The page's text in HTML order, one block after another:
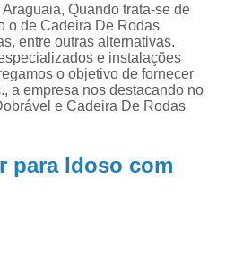
órtese Joelho Articulada
para Hiperextensão de Joelho
Quando trata-se de
o de Cadeira De Rodas
entre outras alternativas.
e instalações
o objetivo de fornecer
a empresa nos destacando no
e Cadeira De Rodas
para Idoso com